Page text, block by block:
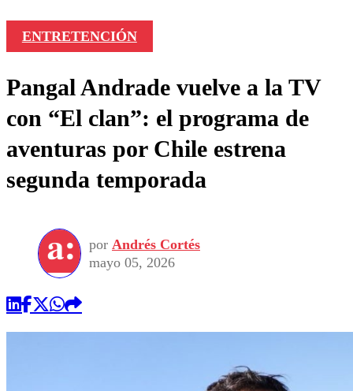
ENTRETENCIÓN
Pangal Andrade vuelve a la TV
con “El clan”: el programa de
aventuras por Chile estrena
segunda temporada
por Andrés Cortés
mayo 05, 2026